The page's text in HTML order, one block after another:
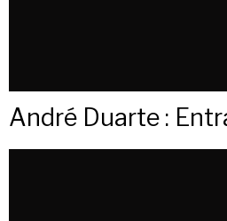
André Duarte :